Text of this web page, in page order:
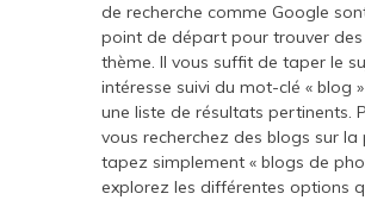
de recherche comme Google
point de départ pour trouver
thème. Il vous suffit de taper le
intéresse suivi du mot-clé « blog
une liste de résultats pertinents.
vous recherchez des blogs sur
tapez simplement « blogs de
explorez les différentes options